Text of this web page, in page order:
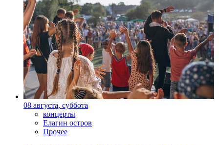
08 августа, суббота
концерты
Елагин остров
Прочее